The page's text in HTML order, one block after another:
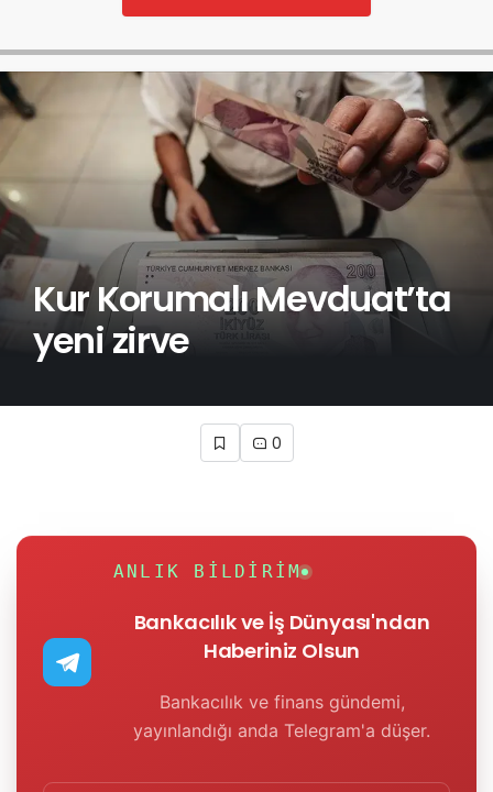
Kur Korumalı Mevduat’ta
yeni zirve
0
ANLIK BILDIRIM
Bankacılık ve İş Dünyası'ndan
Haberiniz Olsun
Bankacılık ve finans gündemi,
yayınlandığı anda Telegram'a düşer.